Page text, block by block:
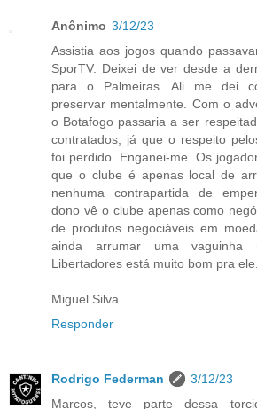
Anônimo 3/12/23
Assistia aos jogos quando
SporTV. Deixei de ver desde a
para o Palmeiras. Ali me dei
preservar mentalmente. Com o
o Botafogo passaria a ser
contratados, já que o respeito
foi perdido. Enganei-me. Os
que o clube é apenas local de
nenhuma contrapartida de
dono vê o clube apenas como
de produtos negociáveis em
ainda arrumar uma vaguinha
Libertadores está muito bom pra
Miguel Silva
Responder
Rodrigo Federman
3/12/23
Marcos, teve parte dessa